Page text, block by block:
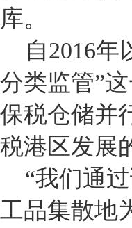
库。
自2016年
分类监管”
保税仓储并
税港区发展
“我们通过
工品集散地